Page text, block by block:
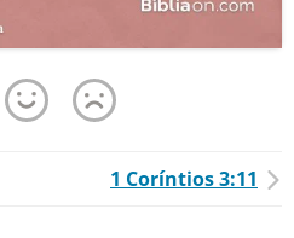
1 Coríntios 3:11